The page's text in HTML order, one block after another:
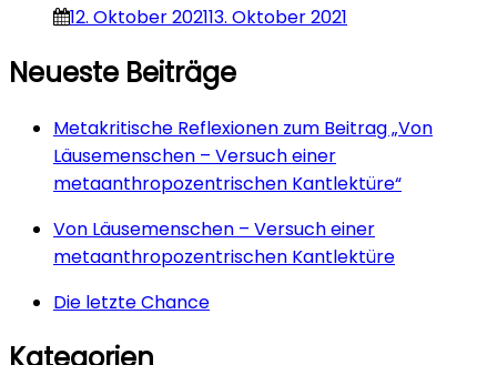
12. Oktober 202113. Oktober 2021
Neueste Beiträge
Metakritische Reflexionen zum Beitrag „Von
Läusemenschen – Versuch einer
metaanthropozentrischen Kantlektüre“
Von Läusemenschen – Versuch einer
metaanthropozentrischen Kantlektüre
Die letzte Chance
Kategorien